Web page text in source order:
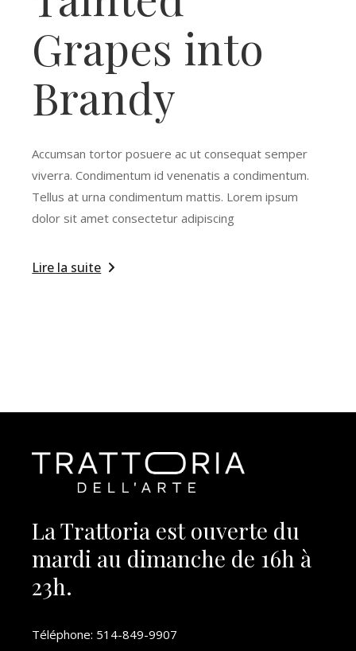
Grapes into
Brandy
Accumsan tortor posuere ac ut consequat semper
viverra. Condimentum id venenatis a condimentum.
Tellus at urna condimentum mattis. Lorem ipsum
dolor sit amet consectetur adipiscing
Lire la suite
La Trattoria est ouverte du
mardi au dimanche de 16h à
23h.
Téléphone: 514-849-9907